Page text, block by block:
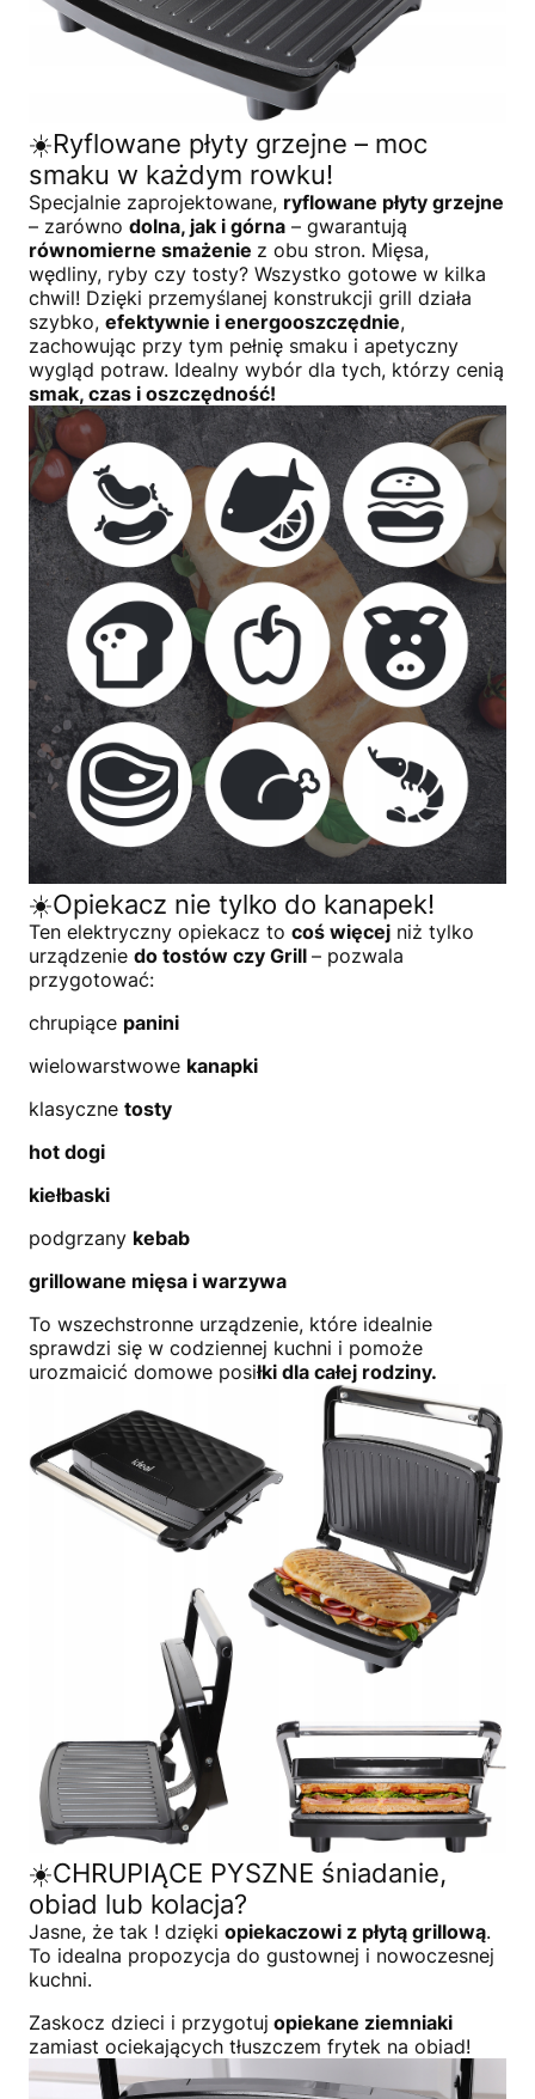
☀️Ryflowane płyty grzejne – moc
smaku w każdym rowku!
Specjalnie zaprojektowane, ryflowane płyty grzejne
– zarówno dolna, jak i górna – gwarantują
równomierne smażenie z obu stron. Mięsa,
wędliny, ryby czy tosty? Wszystko gotowe w kilka
chwil! Dzięki przemyślanej konstrukcji grill działa
szybko, efektywnie i energooszczędnie,
zachowując przy tym pełnię smaku i apetyczny
wygląd potraw. Idealny wybór dla tych, którzy cenią
smak, czas i oszczędność!
☀️Opiekacz nie tylko do kanapek!
Ten elektryczny opiekacz to coś więcej niż tylko
urządzenie do tostów czy Grill – pozwala
przygotować:
chrupiące panini
wielowarstwowe kanapki
klasyczne tosty
hot dogi
kiełbaski
podgrzany kebab
grillowane mięsa i warzywa
To wszechstronne urządzenie, które idealnie
sprawdzi się w codziennej kuchni i pomoże
urozmaicić domowe posiłki dla całej rodziny.
☀️CHRUPIĄCE PYSZNE śniadanie,
obiad lub kolacja?
Jasne, że tak ! dzięki opiekaczowi z płytą grillową.
To idealna propozycja do gustownej i nowoczesnej
kuchni.
Zaskocz dzieci i przygotuj opiekane ziemniaki
zamiast ociekających tłuszczem frytek na obiad!